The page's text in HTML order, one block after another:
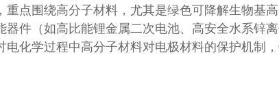
点围绕高分子材料，尤其是绿色可降解生物基
件（如高比能锂金属二次电池、高安全水系锌
化学过程中高分子材料对电极材料的保护机制